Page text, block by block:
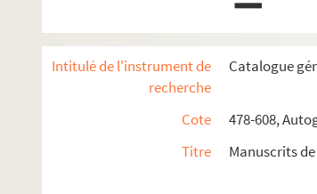
Intitulé de l'instrument de
recherche
Catalogue
Cote
478-608,
Titre
Manuscrits
25-CA-38. Héricourt (d'), économiste
25-CA-39. Hordret (Louis)
25-CA-41. Huet (Jean-Charles),
25-CA-42. Jeoffreville (le marquis de)